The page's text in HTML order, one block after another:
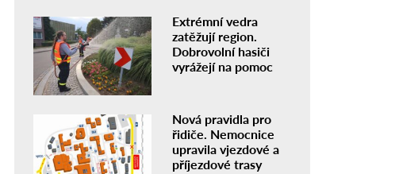
Extrémní vedra
zatěžují region.
Dobrovolní hasiči
vyrážejí na pomoc
Nová pravidla pro
řidiče. Nemocnice
upravila vjezdové a
příjezdové trasy